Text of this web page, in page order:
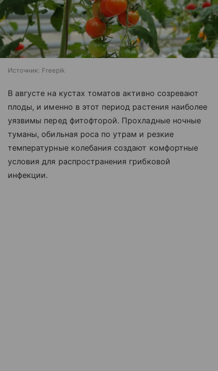
Источник: Freepik
В августе на кустах томатов активно созревают
плоды, и именно в этот период растения наиболее
уязвимы перед фитофторой. Прохладные ночные
туманы, обильная роса по утрам и резкие
температурные колебания создают комфортные
условия для распространения грибковой
инфекции.